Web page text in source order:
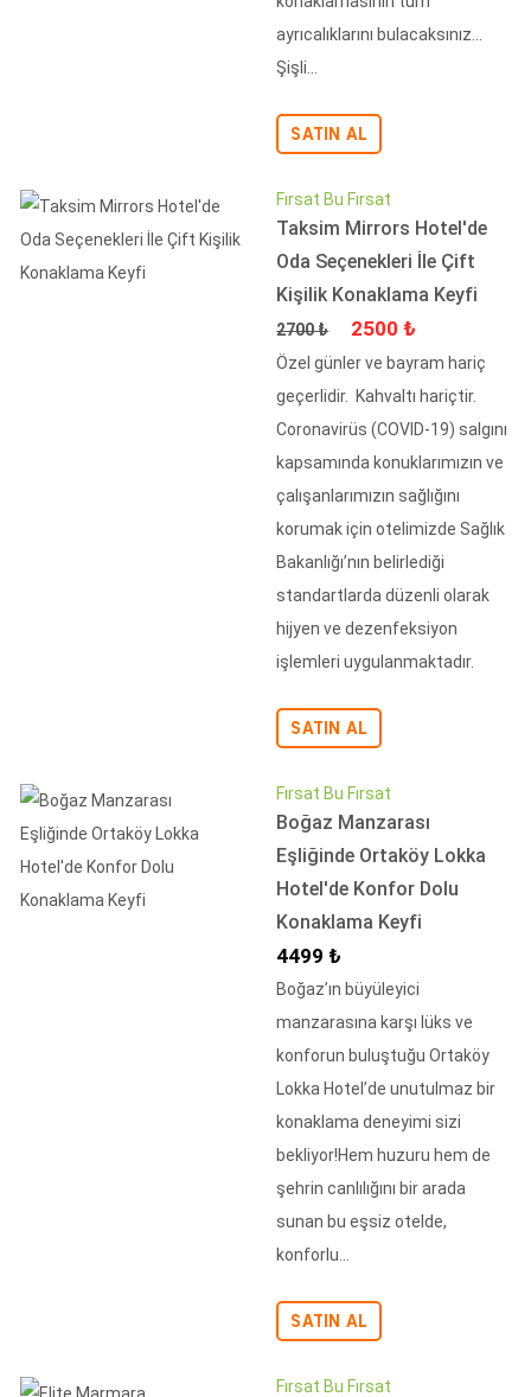
ayrıcalıklarını bulacaksınız...
Şişli...
SATIN AL
Fırsat Bu Fırsat
Taksim Mirrors Hotel'de
Oda Seçenekleri İle Çift
Kişilik Konaklama Keyfi
Fiyat
2700 ₺ İndirimli Fiyat
2500 ₺
Özel günler ve bayram hariç
geçerlidir. Kahvaltı hariçtir.
Coronavirüs (COVID-19) salgını
kapsamında konuklarımızın ve
çalışanlarımızın sağlığını
korumak için otelimizde Sağlık
Bakanlığı’nın belirlediği
standartlarda düzenli olarak
hijyen ve dezenfeksiyon
işlemleri uygulanmaktadır.
SATIN AL
Fırsat Bu Fırsat
Boğaz Manzarası
Eşliğinde Ortaköy Lokka
Hotel'de Konfor Dolu
Konaklama Keyfi
İndirimli Fiyat
4499 ₺
Boğaz’ın büyüleyici
manzarasına karşı lüks ve
konforun buluştuğu Ortaköy
Lokka Hotel’de unutulmaz bir
konaklama deneyimi sizi
bekliyor!Hem huzuru hem de
şehrin canlılığını bir arada
sunan bu eşsiz otelde,
konforlu...
SATIN AL
Fırsat Bu Fırsat